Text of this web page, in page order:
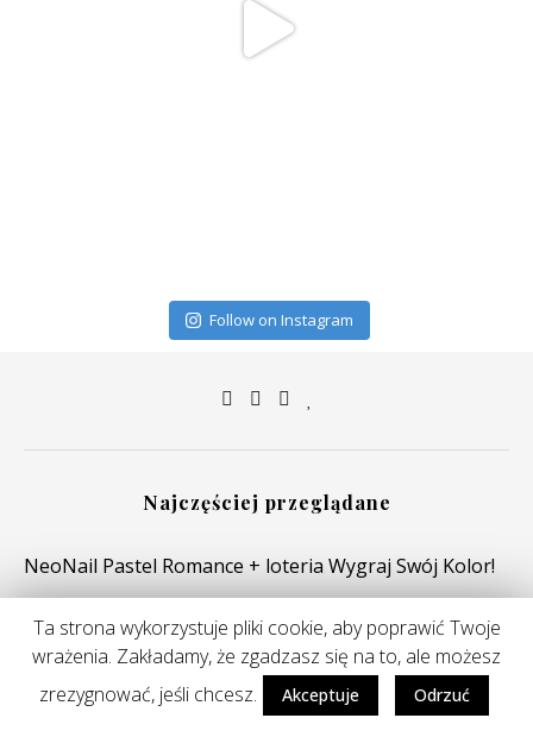
Follow on Instagram
Najczęściej przeglądane
NeoNail Pastel Romance + loteria Wygraj Swój Kolor!
NeoNail
10 mikołajkowych prezentów dla niej do 50zł
Ta strona wykorzystuje pliki cookie, aby poprawić Twoje
wrażenia. Zakładamy, że zgadzasz się na to, ale możesz
zrezygnować, jeśli chcesz.
Akceptuje Odrzuć